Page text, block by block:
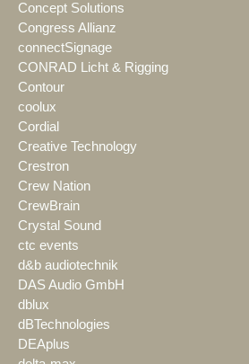
Concept Solutions
Congress Allianz
connectSignage
CONRAD Licht & Rigging
Contour
coolux
Cordial
Creative Technology
Crestron
Crew Nation
CrewBrain
Crystal Sound
ctc events
d&b audiotechnik
DAS Audio GmbH
dblux
dBTechnologies
DEAplus